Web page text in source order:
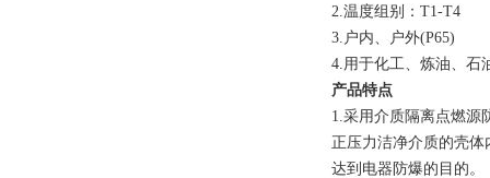
2.温度组别：T1-T4
3.户内、户外(P65)
4.用于化工、炼油、石
产品特点
1.采用介质隔离点燃源
正压力洁净介质的壳
达到电器防爆的目的。